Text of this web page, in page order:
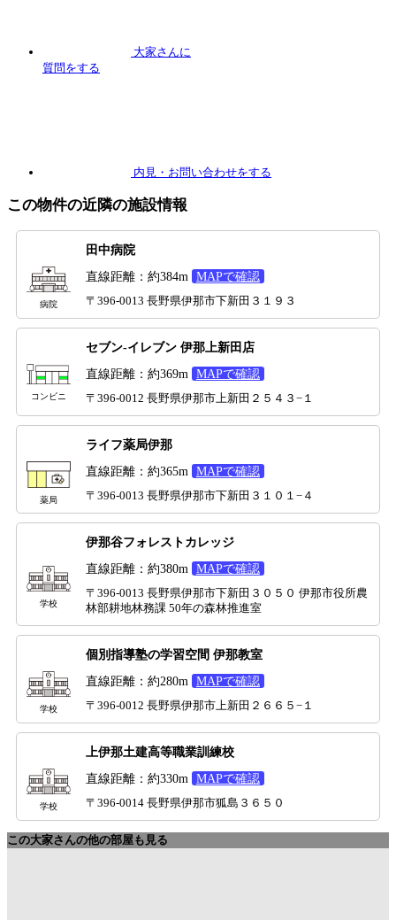
大家さんに
質問をする
内見 ・お問い合わせをする
この物件の近隣の施設情報
病院
田中病院
直線距離：約384m MAPで確認
〒396-0013 長野県伊那市下新田３１９３
コンビニ
セブン-イレブン 伊那上新田店
直線距離：約369m MAPで確認
〒396-0012 長野県伊那市上新田２５４３−１
薬局
ライフ薬局伊那
直線距離：約365m MAPで確認
〒396-0013 長野県伊那市下新田３１０１−４
学校
伊那谷フォレストカレッジ
直線距離：約380m MAPで確認
〒396-0013 長野県伊那市下新田３０５０ 伊那市役所農
林部耕地林務課 50年の森林推進室
学校
個別指導塾の学習空間 伊那教室
直線距離：約280m MAPで確認
〒396-0012 長野県伊那市上新田２６６５−１
学校
上伊那土建高等職業訓練校
直線距離：約330m MAPで確認
〒396-0014 長野県伊那市狐島３６５０
この大家さんの他の部屋も見る